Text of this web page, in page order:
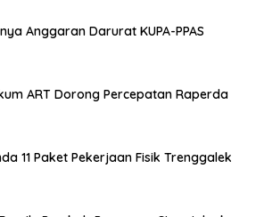
Anggaran Darurat KUPA-PPAS
ART Dorong Percepatan Raperda
11 Paket Pekerjaan Fisik Trenggalek